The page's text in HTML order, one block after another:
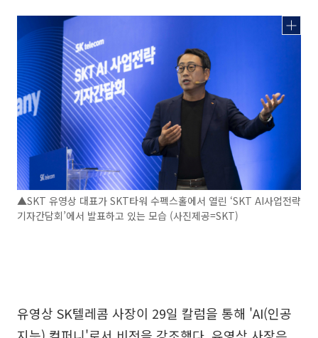
▲SKT 유영상 대표가 SKT타워 수펙스홀에서 열린 ‘SKT AI사업전략
기자간담회’에서 발표하고 있는 모습 (사진제공=SKT)
유영상 SK텔레콤 사장이 29일 칼럼을 통해 'AI(인공